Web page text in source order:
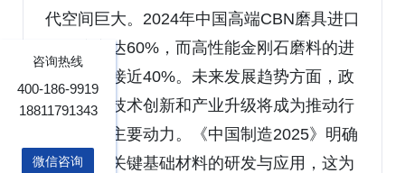
代空间巨大。2024年中国高端CBN磨具进口
依存度高达60%，而高性能金刚石磨料的进
口比例也接近40%。未来发展趋势方面，政
策支持、技术创新和产业升级将成为推动行
业发展的主要动力。《中国制造2025》明确
提出加快关键基础材料的研发与应用，这为
咨询热线
400-186-9919
18811791343
微信咨询